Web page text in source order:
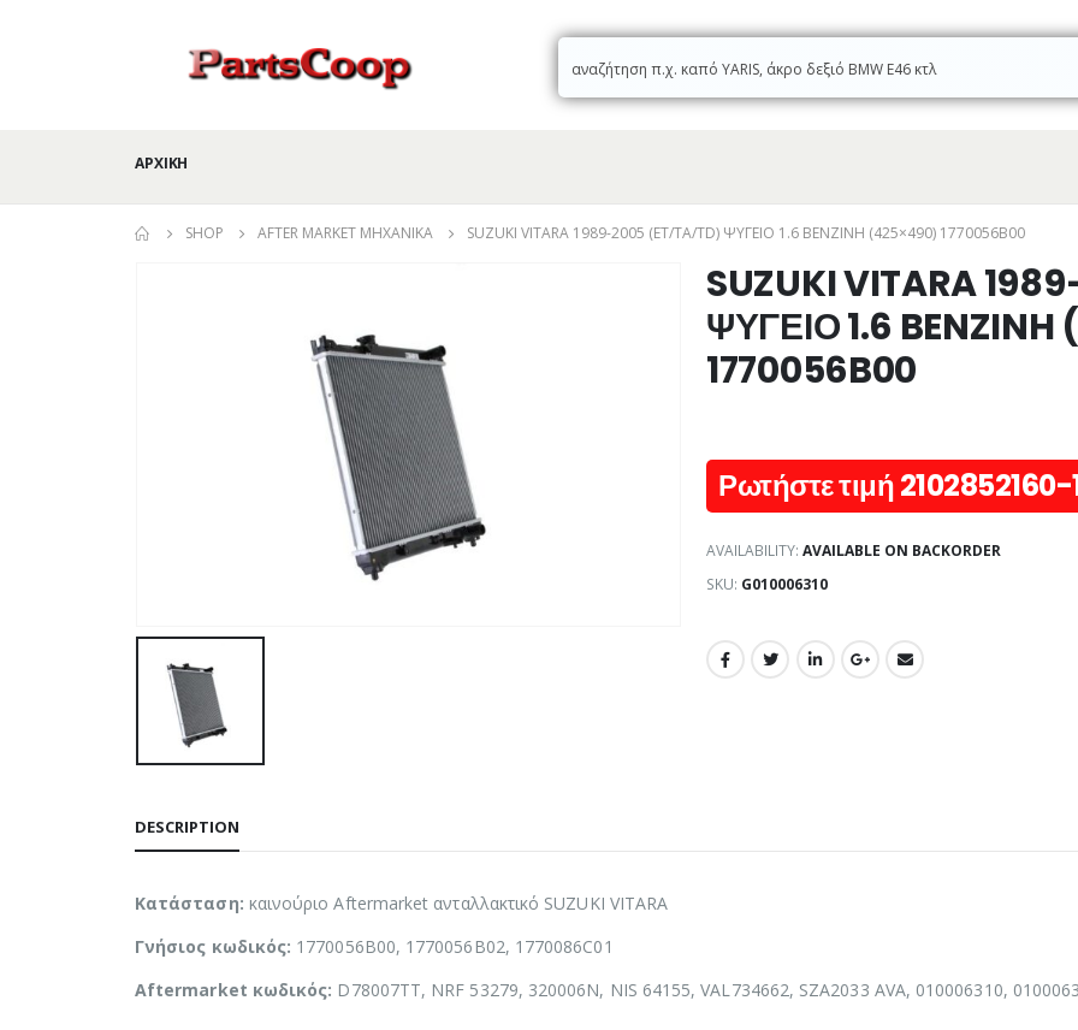
ΑΡΧΙΚΉ
SHOP AFTER MARKET ΜΗΧΑΝΙΚΆ SUZUKI VITARA 1989-2005 (ET/TA/TD) ΨΥΓΕΙΟ 1.6 BENZINH (425×490) 1770056B00
SUZUKI VITARA
ΨΥΓΕΙΟ 1.6
1770056B00
Ρωτήστε τιμή 2102852160-
AVAILABILITY: AVAILABLE ON BACKORDER
SKU: G010006310
DESCRIPTION
Κατάσταση: καινούριο Aftermarket ανταλλακτικό SUZUKI VITARA
Γνήσιος κωδικός: 1770056B00, 1770056B02, 1770086C01
Aftermarket κωδικός: D78007TT, NRF 53279, 320006N, NIS 64155, VAL734662, SZA2033 AVA, 010006310,